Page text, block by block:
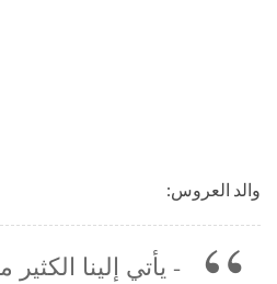
والد العروس:
- يأتي إلينا